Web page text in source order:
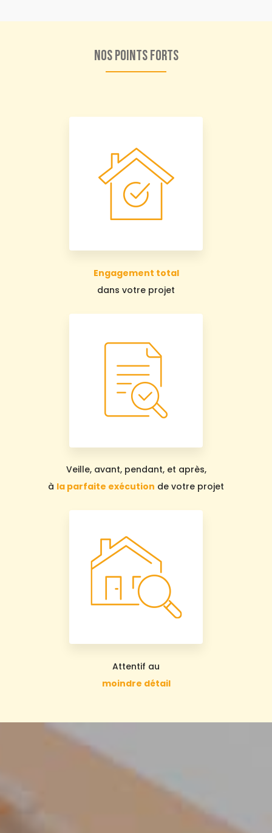
Nos points forts
Engagement total
dans votre projet
Veille, avant, pendant, et après,
à la parfaite exécution de votre projet
Attentif au
moindre détail